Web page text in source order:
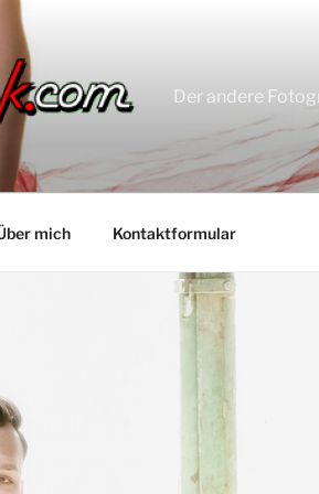
Der andere
mich Kontaktformular